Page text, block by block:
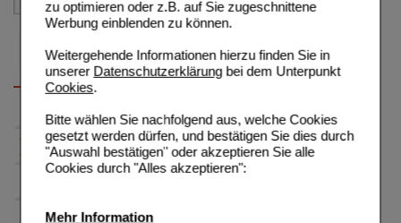
zu optimieren oder z.B. auf Sie zugeschnittene
Werbung einblenden zu können.
Weitergehende Informationen hierzu finden Sie in
unserer Datenschutzerklärungbei dem Unterpunkt
Cookies.
Bitte wählen Sie nachfolgend aus, welche Cookies
gesetzt werden dürfen, und bestätigen Sie dies durch
"Auswahl bestätigen" oder akzeptieren Sie alle
Cookies durch "Alles akzeptieren":
Mehr Information